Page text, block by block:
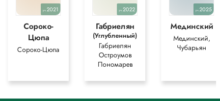
уч.2021
Сороко-
Цюпа
Сороко-Цюпа
уч.2022
Габриелян
(Углубленный)
Габриелян
Остроумов
Пономарев
уч.2025
Мединский
Мединский,
Чубарьян